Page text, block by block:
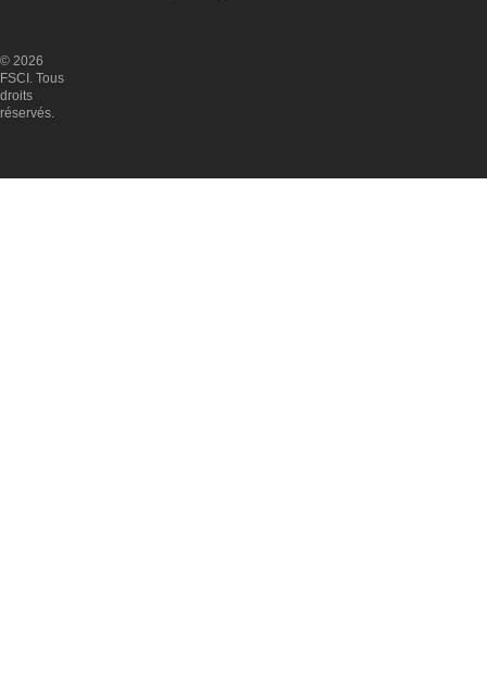
© 2026
FSCI. Tous
droits
réservés.